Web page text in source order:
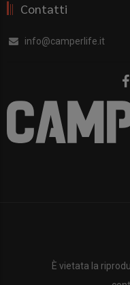
Contatti
info@camperlife.it
È vietata la